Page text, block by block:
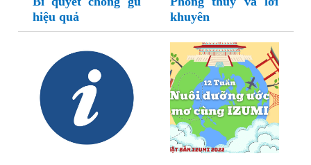
hiệu quả
khuyên